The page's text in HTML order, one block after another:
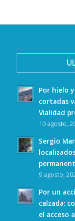
Por hielo
cortadas
Vialidad
10 agosto,
Sergio
9 agosto,
Por un
calzada:
el acceso